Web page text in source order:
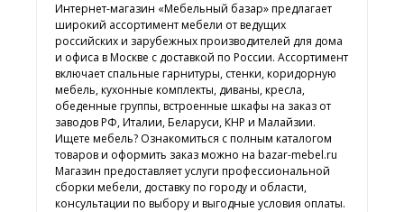
Интернет-магазин «Мебельный базар» предлагает
широкий ассортимент мебели от ведущих
российских и зарубежных производителей для дома
и офиса в Москве с доставкой по России. Ассортимент
включает спальные гарнитуры, стенки, коридорную
мебель, кухонные комплекты, диваны, кресла,
обеденные группы, встроенные шкафы на заказ от
заводов РФ, Италии, Беларуси, КНР и Малайзии.
Ищете мебель? Ознакомиться с полным каталогом
товаров и оформить заказ можно на bazar-mebel.ru
Магазин предоставляет услуги профессиональной
сборки мебели, доставку по городу и области,
консультации по выбору и выгодные условия оплаты.